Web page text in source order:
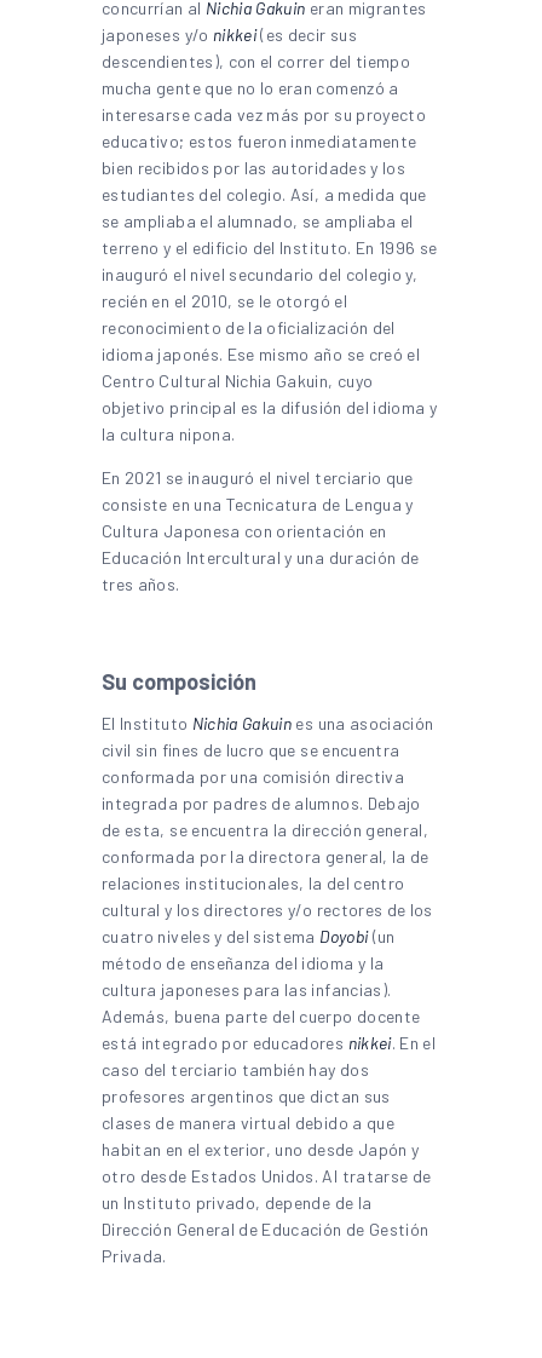
concurrían al Nichia Gakuin eran migrantes
japoneses y/o nikkei(es decir sus
descendientes), con el correr del tiempo
mucha gente que no lo eran comenzó a
interesarse cada vez más por su proyecto
educativo; estos fueron inmediatamente
bien recibidos por las autoridades y los
estudiantes del colegio. Así, a medida que
se ampliaba el alumnado, se ampliaba el
terreno y el edificio del Instituto. En 1996 se
inauguró el nivel secundario del colegio y,
recién en el 2010, se le otorgó el
reconocimiento de la oficialización del
idioma japonés. Ese mismo año se creó el
Centro Cultural Nichia Gakuin, cuyo
objetivo principal es la difusión del idioma y
la cultura nipona.
En 2021 se inauguró el nivel terciario que
consiste en una Tecnicatura de Lengua y
Cultura Japonesa con orientación en
Educación Intercultural y una duración de
tres años.
Su composición
El Instituto Nichia Gakuin es una asociación
civil sin fines de lucro que se encuentra
conformada por una comisión directiva
integrada por padres de alumnos. Debajo
de esta, se encuentra la dirección general,
conformada por la directora general, la de
relaciones institucionales, la del centro
cultural y los directores y/o rectores de los
cuatro niveles y del sistema Doyobi(un
método de enseñanza del idioma y la
cultura japoneses para las infancias).
Además, buena parte del cuerpo docente
está integrado por educadores nikkei. En el
caso del terciario también hay dos
profesores argentinos que dictan sus
clases de manera virtual debido a que
habitan en el exterior, uno desde Japón y
otro desde Estados Unidos. Al tratarse de
un Instituto privado, depende de la
Dirección General de Educación de Gestión
Privada.